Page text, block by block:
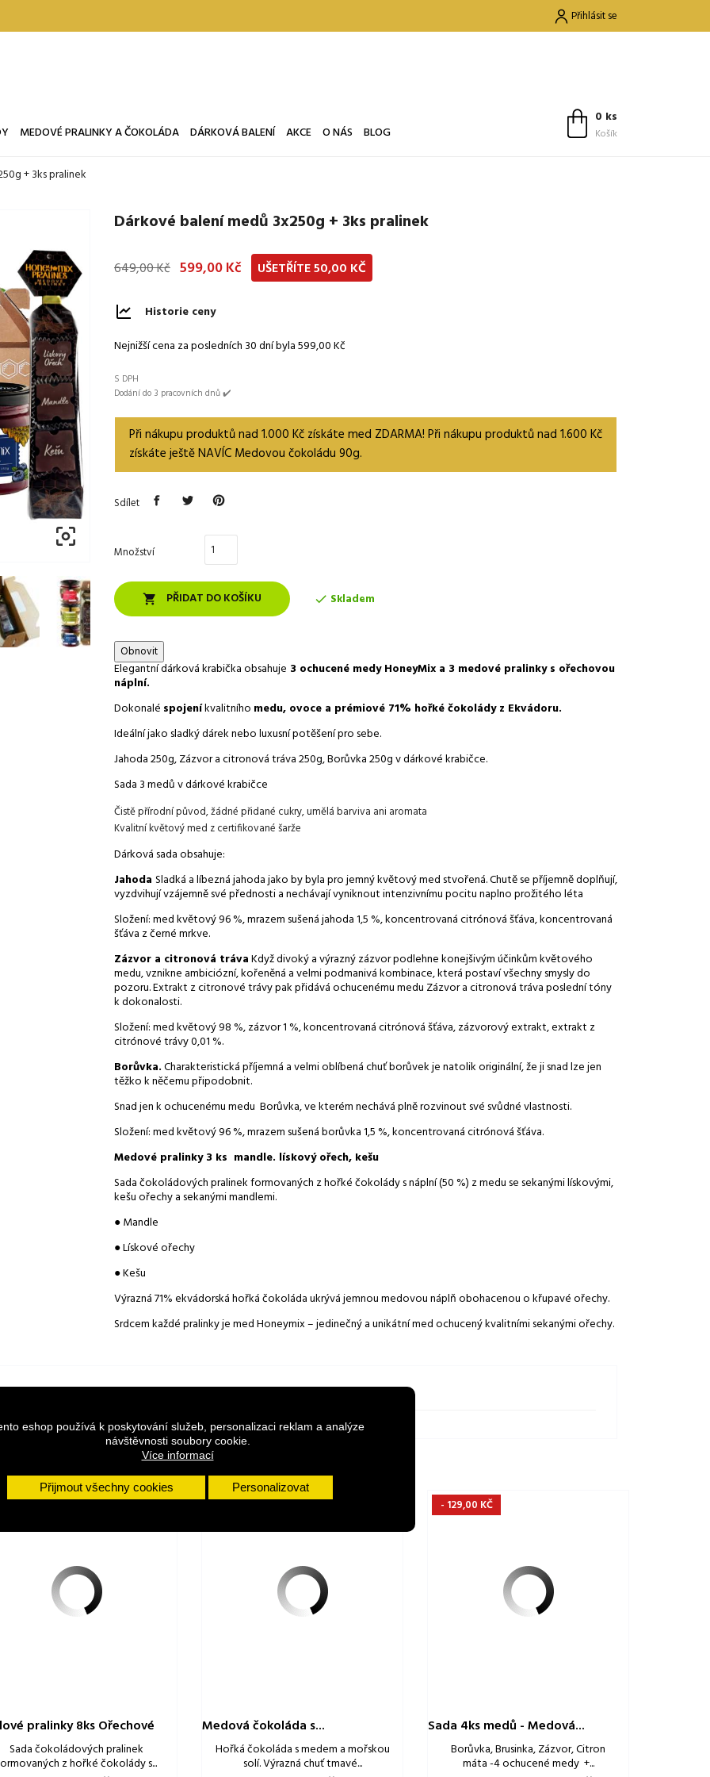
eshop používá k poskytování služeb, personalizaci reklam a analýze
návštěvnosti soubory cookie.
Více informací
Přijmout všechny cookies Personalizovat
Přihlásit se
MEDOVÉ PRALINKY A ČOKOLÁDA DÁRKOVÁ BALENÍ AKCE O NÁS BLOG
0 ks
Košík
+ 3ks pralinek

Dárkové balení medů 3x250g + 3ks pralinek
649,00 Kč 599,00 Kč UŠETŘÍTE 50,00 KČ
Historie ceny
Nejnižší cena za posledních 30 dní byla599,00 Kč
S DPH
Dodání do 3 pracovních dnů ✔️
Při nákupu produktů nad 1.000 Kč získáte med ZDARMA! Při nákupu produktů nad 1.600 Kč
získáte ještě NAVÍC Medovou čokoládu 90g.
Sdílet
Množství
 PŘIDAT DO KOŠÍKU  Skladem
Elegantní dárková krabička obsahuje 3 ochucené medy HoneyMix a 3 medové pralinky s ořechovou
náplní.
Dokonalé spojeníkvalitního medu, ovoce a prémiové 71% hořké čokolády z Ekvádoru.
Ideální jako sladký dárek nebo luxusní potěšení pro sebe.
Jahoda 250g, Zázvor a citronová tráva 250g, Borůvka 250g v dárkové krabičce.
Sada 3 medů v dárkové krabičce
Čistě přírodní původ, žádné přidané cukry, umělá barviva ani aromata
Kvalitní květový med z certifikované šarže
Dárková sada obsahuje:
Jahoda Sladká a líbezná jahoda jako by byla pro jemný květový med stvořená. Chutě se příjemně doplňují,
vyzdvihují vzájemně své přednosti a nechávají vyniknout intenzivnímu pocitu naplno prožitého léta
Složení: med květový 96 %, mrazem sušená jahoda 1,5 %, koncentrovaná citrónová šťáva, koncentrovaná
šťáva z černé mrkve.
Zázvor a citronová trávaKdyž divoký a výrazný zázvor podlehne konejšivým účinkům květového
medu, vznikne ambiciózní, kořeněná a velmi podmanivá kombinace, která postaví všechny smysly do
pozoru. Extrakt z citronové trávy pak přidává ochucenému medu Zázvor a citronová tráva poslední tóny
k dokonalosti.
Složení: med květový 98 %, zázvor 1 %, koncentrovaná citrónová šťáva, zázvorový extrakt, extrakt z
citrónové trávy 0,01 %.
Borůvka.Charakteristická příjemná a velmi oblíbená chuť borůvek je natolik originální, že ji snad lze jen
těžko k něčemu připodobnit.
Snad jen k ochucenému medu Borůvka, ve kterém nechává plně rozvinout své svůdné vlastnosti.
Složení: med květový 96 %, mrazem sušená borůvka 1,5 %, koncentrovaná citrónová šťáva.
Medové pralinky 3 ks mandle. lískový ořech, kešu
Sada čokoládových pralinek formovaných z hořké čokolády s náplní (50 %) z medu se sekanými lískovými,
kešu ořechy a sekanými mandlemi.
● Mandle
● Lískové ořechy
● Kešu
Výrazná 71% ekvádorská hořká čokoláda ukrývá jemnou medovou náplň obohacenou o křupavé ořechy.
Srdcem každé pralinky je med Honeymix – jedinečný a unikátní med ochucený kvalitními sekanými ořechy.
pralinky 8ks Ořechové
Sada čokoládových pralinek
z hořké čokolády s...
Medová čokoláda s...
Hořká čokoláda s medem a mořskou
solí. Výrazná chuť tmavé...
Sada 4ks medů - Medová...
Borůvka, Brusinka, Zázvor, Citron
máta -4 ochucené medy +...
- 129,00 KČ